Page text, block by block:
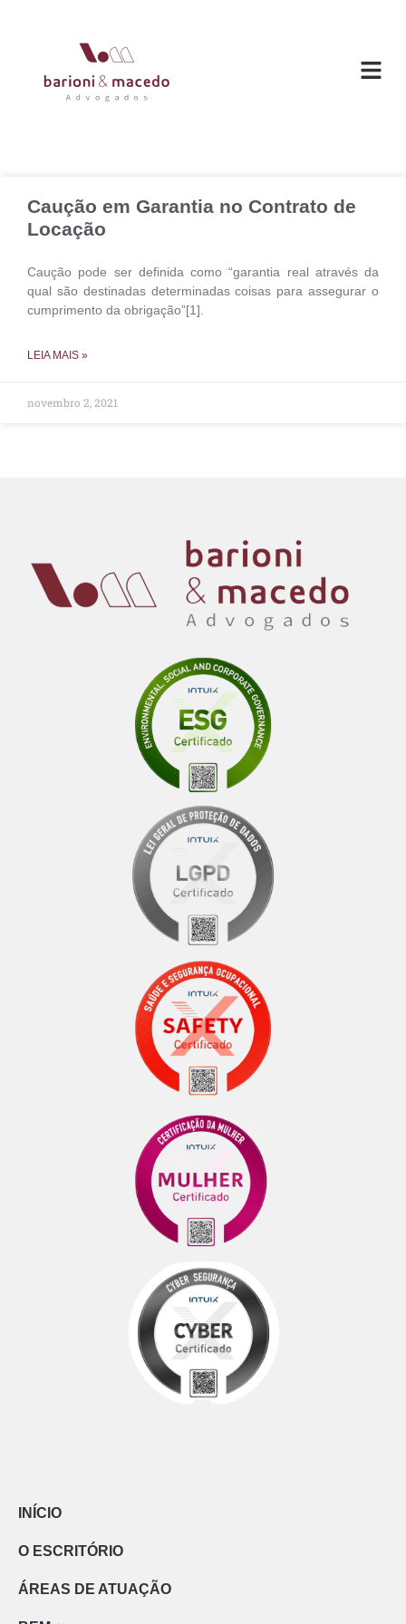
Caução em Garantia no Contrato de
Locação
Caução pode ser definida como “garantia real através da
qual são destinadas determinadas coisas para assegurar o
cumprimento da obrigação”[1].
LEIA MAIS »
novembro 2, 2021
INÍCIO
O ESCRITÓRIO
ÁREAS DE ATUAÇÃO